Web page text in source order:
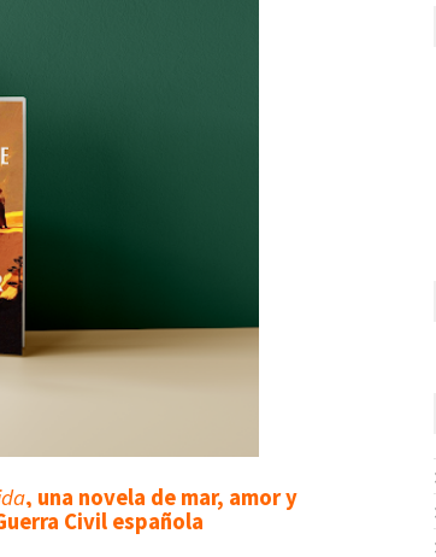
, una novela de mar, amor y
Civil española